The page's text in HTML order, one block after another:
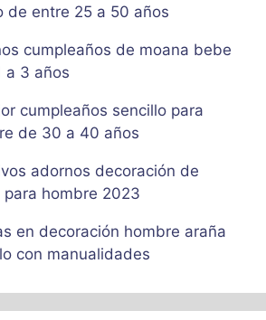
de entre 25 a 50 años
cumpleaños de moana bebe
a 3 años
cumpleaños sencillo para
de 30 a 40 años
adornos decoración de
hombre 2023
en decoración hombre araña
con manualidades